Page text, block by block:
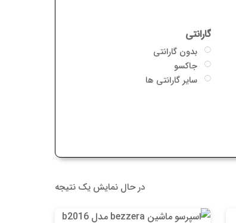
گارانتی
بدون گارانتی
جاکسو
سایر گارانتی ها
در حال نمایش یک نتیجه